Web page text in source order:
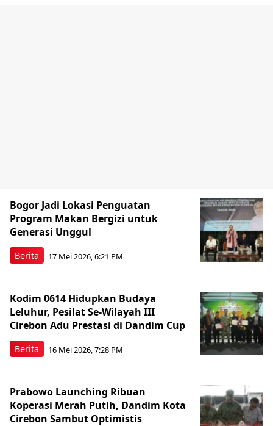
Berita
Bogor Jadi Lokasi Penguatan
Program Makan Bergizi untuk
Generasi Unggul
17 Mei 2026, 6:21 PM
Berita
Kodim 0614 Hidupkan Budaya
Leluhur, Pesilat Se-Wilayah III
Cirebon Adu Prestasi di Dandim Cup
16 Mei 2026, 7:28 PM
Prabowo Launching Ribuan
Koperasi Merah Putih, Dandim Kota
Cirebon Sambut Optimistis